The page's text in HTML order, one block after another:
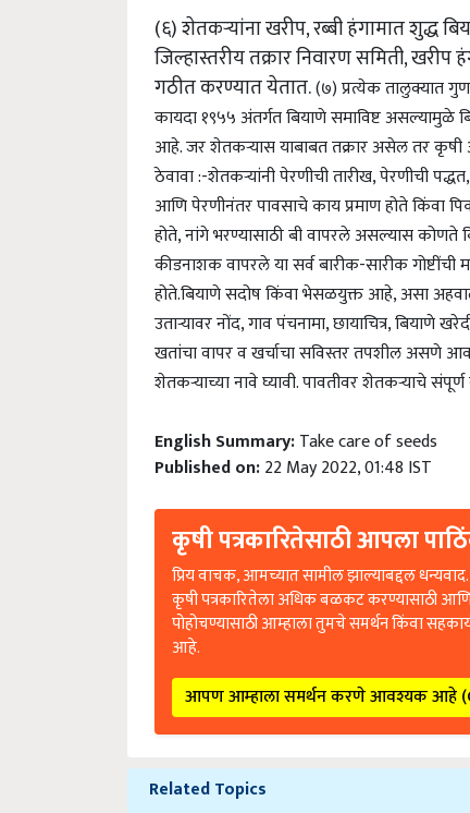
(६) शेतकऱ्यांना खरीप, रब्बी हंगामात शुद्ध
जिल्हास्तरीय तक्रार निवारण समिती, खरीप
गठीत करण्यात येतात. (७) प्रत्येक तालुक्यात
कायदा १९५५ अंतर्गत बियाणे समाविष्ट असल्यामुळे
आहे. जर शेतकऱ्यास याबाबत तक्रार असेल तर कृषी
ठेवावा :- शेतकऱ्यांनी पेरणीची तारीख, पेरणीची
आणि पेरणीनंतर पावसाचे काय प्रमाण होते किंवा
होते, नांगे भरण्यासाठी बी वापरले असल्यास कोणते
कीडनाशक वापरले या सर्व बारीक-सारीक
होते.बियाणे सदोष किंवा भेसळयुक्त आहे, असा अहवाल
उताऱ्यावर नोंद, गाव पंचनामा, छायाचित्र, बियाणे
खतांचा वापर व खर्चाचा सविस्तर तपशील असणे
शेतकऱ्याच्या नावे घ्यावी. पावतीवर शेतकऱ्याचे
English Summary: Take care of seeds
Published on: 22 May 2022, 01:48 IST
कृषी पत्रकारितेसाठी आपला
प्रिय वाचक, आमच्यात सामील झाल्याबद्दल
कृषी पत्रकारितेला अधिक बळकट करण्यासाठी
पोहोचण्यासाठी आम्हाला तुमचे समर्थन किंवा
आहे.
आपण आम्हाला समर्थन करणे आवश्यक आहे
Related Topics